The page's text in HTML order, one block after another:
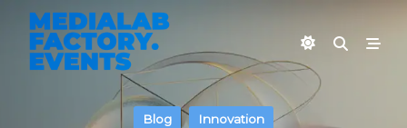
content
Blog Innovation